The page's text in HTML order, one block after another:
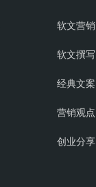
软文营销
软文撰写
经典文案
营销观点
创业分享